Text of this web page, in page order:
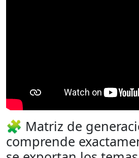
🧩 Matriz de
comprende